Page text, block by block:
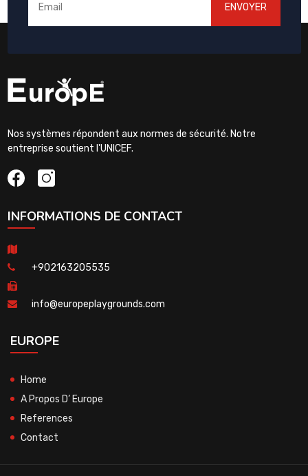
ENVOYER
Nos systèmes répondent aux normes de sécurité. Notre
entreprise soutient l'UNICEF.
INFORMATIONS DE CONTACT
+902163205535
info@europeplaygrounds.com
EUROPE
Home
A Propos D’ Europe
References
Contact